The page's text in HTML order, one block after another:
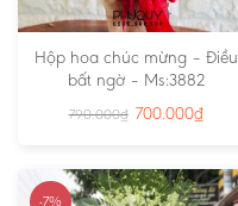
Hộp hoa chúc mừng – Điều
bất ngờ – Ms:3882
790.000₫ 700.000₫
-7%